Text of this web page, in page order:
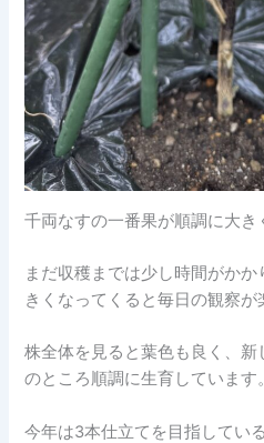
千両なすの一番果が順調に大き
まだ収穫までは少し時間がか
きくなってくると毎日の観察が
株全体を見ると葉色も良く、
のところ順調に生育しています。
今年は3本仕立てを目指してい